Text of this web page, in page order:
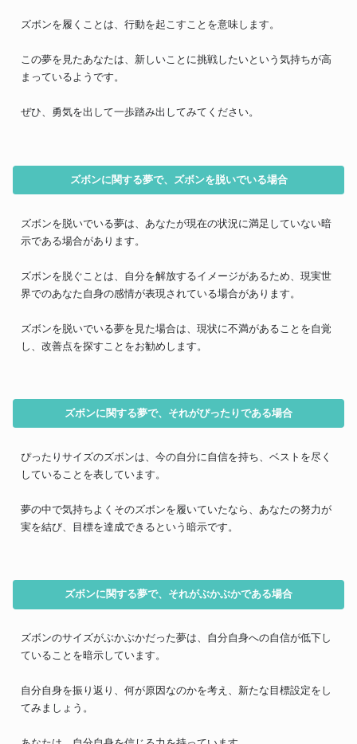
ズボンを履くことは、行動を起こすことを意味します。
この夢を見たあなたは、新しいことに挑戦したいという気持ちが高
まっているようです。
ぜひ、勇気を出して一歩踏み出してみてください。
ズボンに関する夢で、ズボンを脱いでいる場合
ズボンを脱いでいる夢は、あなたが現在の状況に満足していない暗
示である場合があります。
ズボンを脱ぐことは、自分を解放するイメージがあるため、現実世
界でのあなた自身の感情が表現されている場合があります。
ズボンを脱いでいる夢を見た場合は、現状に不満があることを自覚
し、改善点を探すことをお勧めします。
ズボンに関する夢で、それがぴったりである場合
ぴったりサイズのズボンは、今の自分に自信を持ち、ベストを尽く
していることを表しています。
夢の中で気持ちよくそのズボンを履いていたなら、あなたの努力が
実を結び、目標を達成できるという暗示です。
ズボンに関する夢で、それがぶかぶかである場合
ズボンのサイズがぶかぶかだった夢は、自分自身への自信が低下し
ていることを暗示しています。
自分自身を振り返り、何が原因なのかを考え、新たな目標設定をし
てみましょう。